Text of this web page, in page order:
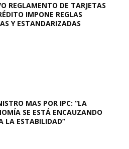
REGLAMENTO DE TARJETAS
IMPONE REGLAS
Y ESTANDARIZADAS
MAS POR IPC: “LA
SE ESTÁ ENCAUZANDO
LA ESTABILIDAD”